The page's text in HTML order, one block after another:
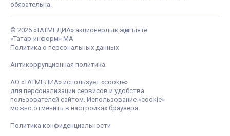
обязательна.
© 2026 «ТАТМЕДИА» акционерлык җәмгыяте
«Татар-информ» МА
Политика о персональных данных
Антикоррупционная политика
АО «ТАТМЕДИА» использует «cookie»
для персонализации сервисов и удобства
пользователей сайтом. Использование «cookie»
можно отменить в настройках браузера.
Политика конфиденциальности